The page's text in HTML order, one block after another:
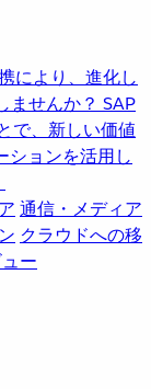
により、進化し
ませんか？ SAP
で、新しい価値
ションを活用し
通信・メディア
クラウドへの移
ー